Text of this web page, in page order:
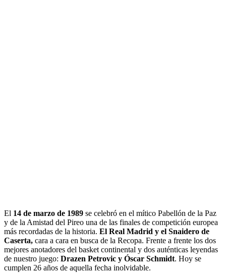
El 14 de marzo de 1989 se celebró en el mítico Pabellón de la Paz
y de la Amistad del Pireo una de las finales de competición europea
más recordadas de la historia. El Real Madrid y el Snaidero de
Caserta, cara a cara en busca de la Recopa. Frente a frente los dos
mejores anotadores del basket continental y dos auténticas leyendas
de nuestro juego: Drazen Petrovic y Óscar Schmidt. Hoy se
cumplen 26 años de aquella fecha inolvidable.